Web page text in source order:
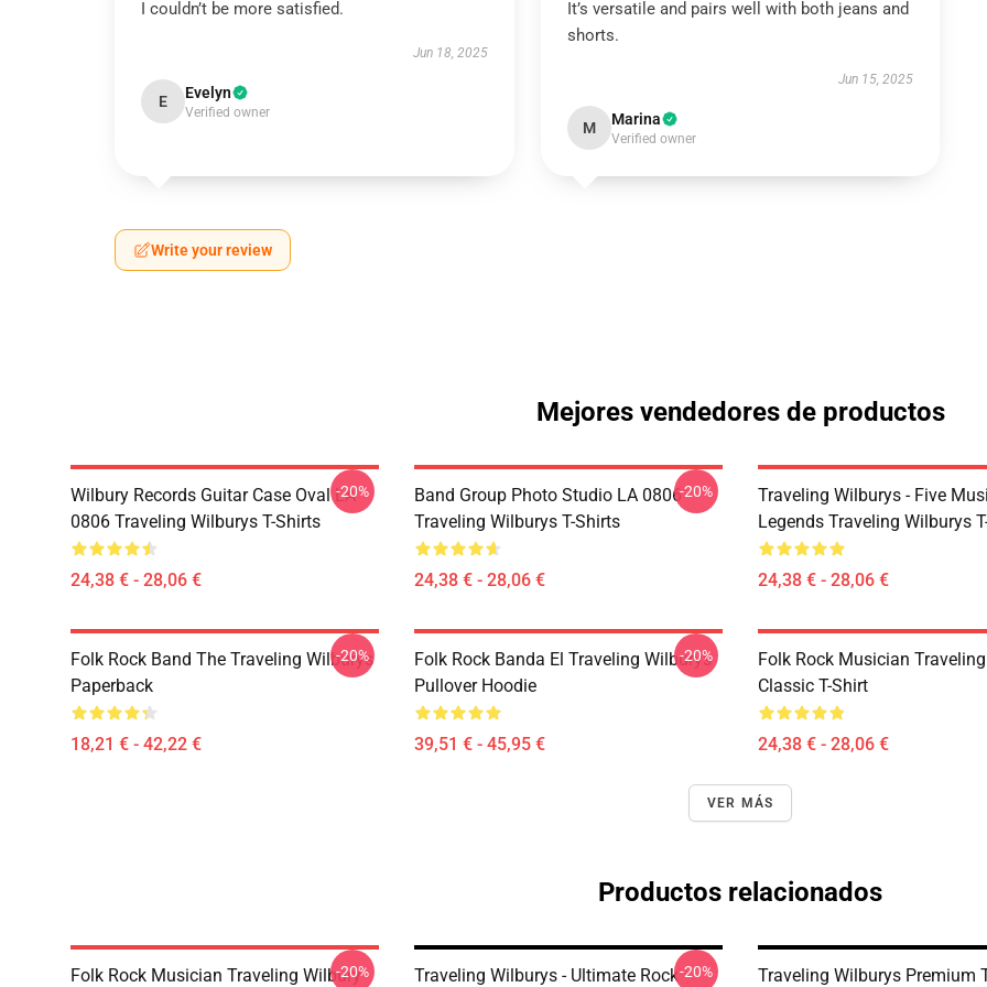
I couldn’t be more satisfied.
Jun 18, 2025
E Evelyn
Verified owner
It’s versatile and pairs well with both jeans and
shorts.
Jun 15, 2025
M Marina
Verified owner
Write your review
Mejores vendedores de productos
Wilbury Records Guitar Case Oval LA
0806 Traveling Wilburys T-Shirts
24,38 € - 28,06 €
-20%
Band Group Photo Studio LA 0806
Traveling Wilburys T-Shirts
24,38 € - 28,06 €
-20%
Traveling Wilburys - Five
Legends Traveling Wilburys
24,38 € - 28,06 €
Folk Rock Band The Traveling Wilburys
Paperback
18,21 € - 42,22 €
-20%
Folk Rock Banda El Traveling Wilburys
Pullover Hoodie
39,51 € - 45,95 €
-20%
Folk Rock Musician
Classic T-Shirt
24,38 € - 28,06 €
VER MÁS
Productos relacionados
Folk Rock Musician Traveling Wilbury
-20%
Traveling Wilburys - Ultimate Rock-20% Traveling Wilburys Premium